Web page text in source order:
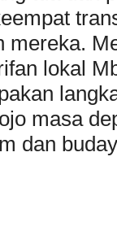
mereka.
lokal
masa
dan